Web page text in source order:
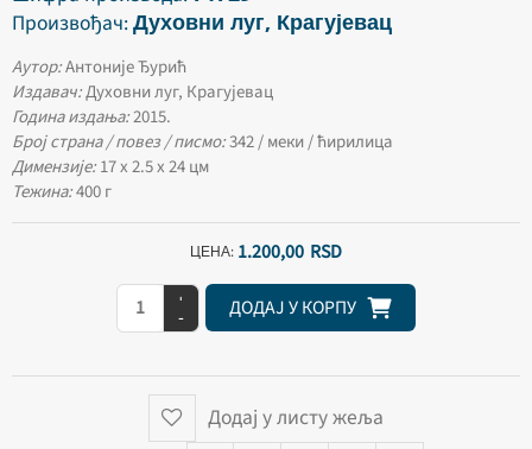
Произвођач:Духовни луг, Крагујевац
Аутор:Антоније Ђурић
Издавач:Духовни луг, Крагујевац
Година издања:2015.
Број страна / повез / писмо:342 / меки / ћирилица
Димензије:17 х 2.5 х 24 цм
Тежина:400 г
ЦЕНА: 1.200,00 RSD
+
-
Додај у листу жеља